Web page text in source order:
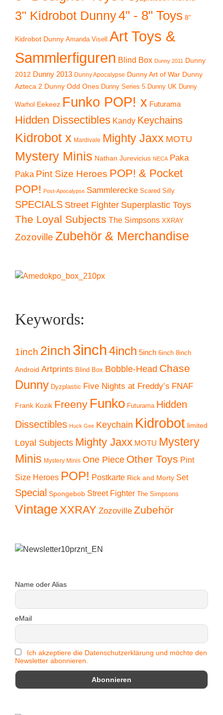
3" Kidrobot Dunny4" - 8" Toys 8"
Kidrobot Dunny Amanda Visell
Art Toys &
Sammlerfiguren Blind Box Dunny 2011 Dunny
2012 Dunny 2013 Dunny Apocalypse Dunny Art of War Dunny
Azteca 2 Dunny Odd Ones Dunny Series 5 Dunny UK Dunny
Warhol Eekeez Funko POP! x Futurama
Hidden Dissectibles Kandy Keychains
Kidrobot x Mardivale Mighty Jaxx MOTU
Mystery Minis Nathan Jurevicius NECA Paka
Paka Pint Size Heroes POP! & Pocket
POP! Post-Apocalypse Sammlerecke Scared Silly
SPECIALS Street Fighter Superplastic Toys
The Loyal Subjects The Simpsons XXRAY
Zozoville Zubehör & Merchandise
Keywords:
1inch 2inch 3inch4inch 5inch 6inch 8inch
Android Artprints Blind Box Bobble-Head Chase
Dunny Dyzplastic Five Nights at Freddy’s FNAF
Frank Kozik Freeny Funko Futurama Hidden
Dissectibles Huck Gee Keychain Kidrobot limited
Loyal Subjects Mighty Jaxx MOTU Mystery
Minis Mystery Minis One Piece Other Toys Pint
Size Heroes POP! Postkarte Rick and Morty Set
Special Spongebob Street Fighter The Simpsons
Vintage XXRAY Zozoville Zubehör
Name oder Alias
eMail
Ich akzeptiere die Datenschutzerklärung und möchte den
Newsletter abonnieren.